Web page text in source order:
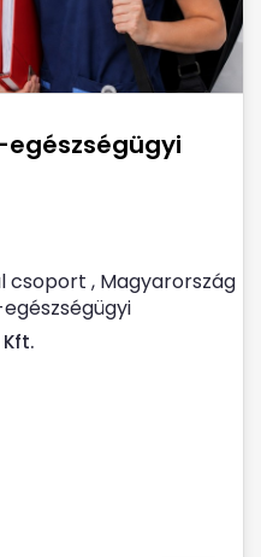
egészségügyi
csoport , Magyarország